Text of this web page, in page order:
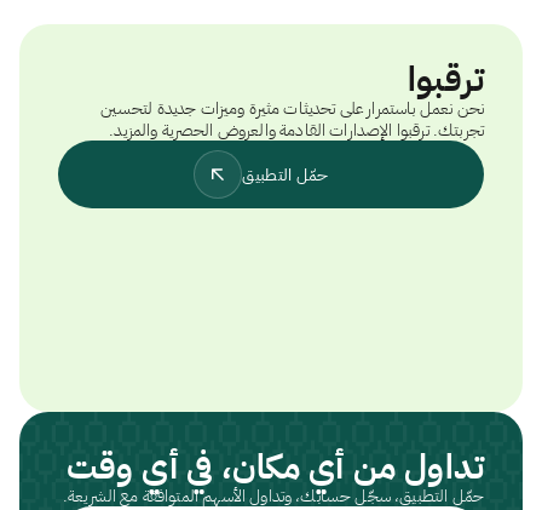
ترقبوا
نحن نعمل باستمرار على تحديثات مثيرة وميزات جديدة لتحسين
تجربتك. ترقبوا الإصدارات القادمة والعروض الحصرية والمزيد.
حمّل التطبيق
تداول من أي مكان، في أي وقت
حمّل التطبيق، سجّل حسابك، وتداول الأسهم المتوافقة مع الشريعة.